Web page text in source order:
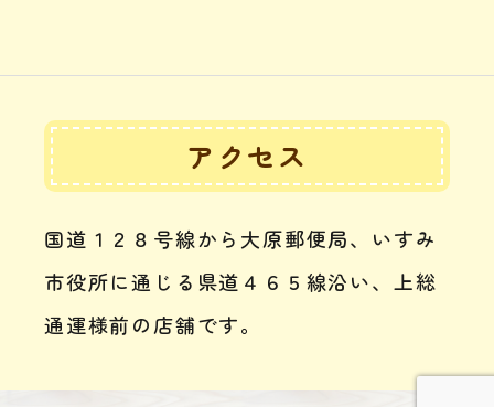
アクセス
国道１２８号線から大原郵便局、いすみ
市役所に通じる県道４６５線沿い、上総
通運様前の店舗です。